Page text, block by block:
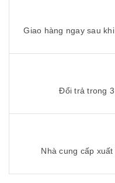
Giao hàng ngay sau
Đổi trả trong
Nhà cung cấp